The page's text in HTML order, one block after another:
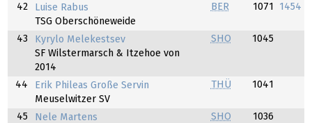
42
Luise Rabus
TSG Oberschöneweide
BER 1071 1454
43
Kyrylo Melekestsev
SF Wilstermarsch & Itzehoe von
2014
SHO 1045
44
Erik Phileas Große Servin
Meuselwitzer SV
THÜ 1041
45
Nele Martens
SHO 1036